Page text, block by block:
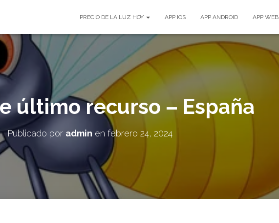
PRECIO DE LA LUZ HOY APP IOS APP ANDROID APP WEB
último recurso – España
Publicado por admin en febrero 24, 2024